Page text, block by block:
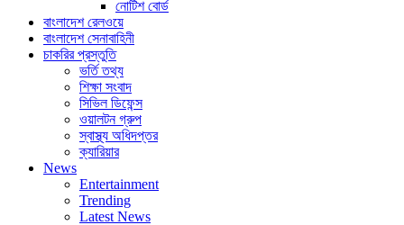
নোটিশ বোর্ড
বাংলাদেশ রেলওয়ে
বাংলাদেশ সেনাবাহিনী
চাকরির প্রস্তুতি
ভর্তি তথ্য
শিক্ষা সংবাদ
সিভিল ডিফেন্স
ওয়ালটন গ্রুপ
স্বাস্থ্য অধিদপ্তর
ক্যারিয়ার
News
Entertainment
Trending
Latest News